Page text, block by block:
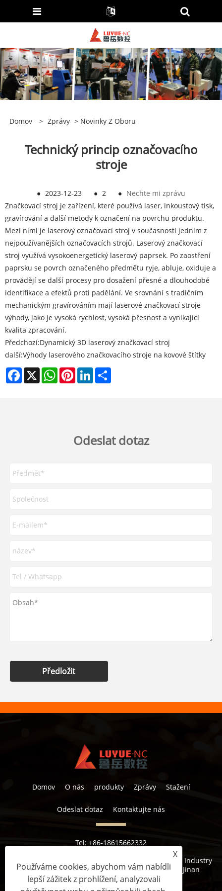
Domov > Zprávy > Novinky Z Oboru
Technický princip označovacího
stroje
● 2023-12-23 ● 2 ● Nechte mi zprávu
Značkovací stroj je zařízení, které používá laser, inkoustový tisk,
gravírování a další metody k označení na povrchu produktu.
Mezi nimi je laserový označovací stroj v současnosti jedním z
nejpoužívanějších označovacích strojů. Laserový značkovací
stroj využívá vysokoenergetický laserový paprsek. Po zaostření
paprsku se povrch označeného předmětu ryje, abluje, oxiduje a
provádějí se další procesy pro dosažení přesné a dlouhodobé
identifikace a efektů proti padělání. Ve srovnání s tradičním
mechanickým gravírováním mají laserové značkovací stroje
výhody, jako je vysoká rychlost, vysoká přesnost a vynikající
kvalita zpracování.
Předchozí:​Dynamický 3D laserový značkovací stroj
další:Výhody laserového značkovacího stroje na kovové štítky
Facebook
X WhatsAppPinterestLinkedIn
Odeslat dotaz
Předložit
Domov O nás produkty Zprávy Stažení
Odeslat dotaz Kontaktujte nás
Tel: +86-18615662332
Průmyslová zóna Donghao, Qingping Street, Industry
1st Road, Shuangshan Street, Zhangqiu District, Jinan
X
Používáme cookies, abychom vám nabídli
lepší zážitek z prohlížení, analyzovali